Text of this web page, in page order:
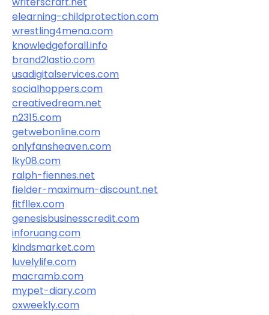
elearning-childprotection.com
wrestling4mena.com
knowledgeforall.info
brand2lastio.com
usadigitalservices.com
socialhoppers.com
creativedream.net
n2315.com
getwebonline.com
onlyfansheaven.com
lky08.com
ralph-fiennes.net
fielder-maximum-discount.net
fitfllex.com
genesisbusinesscredit.com
inforuang.com
kindsmarket.com
luvelylife.com
macramb.com
mypet-diary.com
oxweekly.com